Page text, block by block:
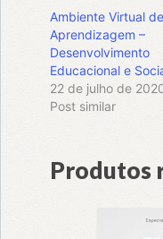
Ambiente Virtual de
Aprendizagem –
Desenvolvimento
Educacional e
22 de julho de
Post similar
Produtos